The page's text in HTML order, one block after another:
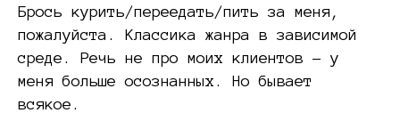
Брось курить/переедать/пить за меня,
пожалуйста. Классика жанра в зависимой
среде. Речь не про моих клиентов – у
меня больше осознанных. Но бывает
всякое.